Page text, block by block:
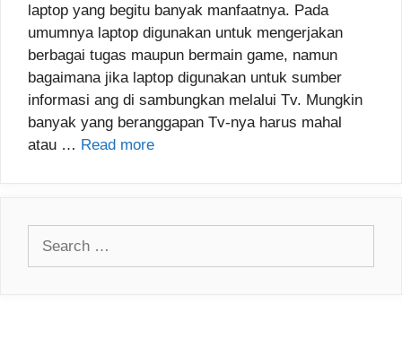
laptop yang begitu banyak manfaatnya. Pada
umumnya laptop digunakan untuk mengerjakan
berbagai tugas maupun bermain game, namun
bagaimana jika laptop digunakan untuk sumber
informasi ang di sambungkan melalui Tv. Mungkin
banyak yang beranggapan Tv-nya harus mahal
atau … Read more